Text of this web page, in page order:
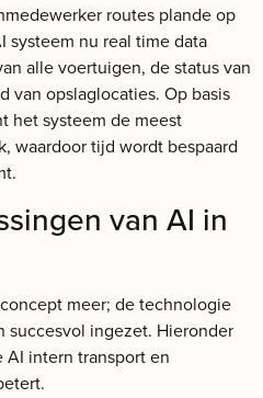
routes plande op
systeem nu real time data
alle voertuigen, de status van
van opslaglocaties. Op basis
het systeem de meest
waardoor tijd wordt bespaard
van AI in
meer; de technologie
succesvol ingezet. Hieronder
intern transport en